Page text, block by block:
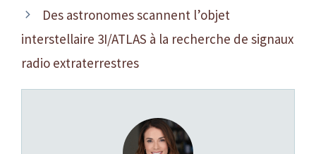
Des astronomes scannent l’objet
interstellaire 3I/ATLAS à la recherche de signaux
radio extraterrestres